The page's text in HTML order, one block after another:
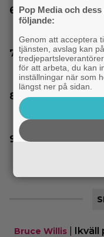
”The Legend of
sista roller
Nu vet vi vem
”The Legend of
Tidernas 30
”The Dark
Jim Carrey klar
älskad
Bruce Willis
Ikväll
Pop Media och
följande:
Genom att acceptera
tjänsten, avslag kan
för att arbeta, du kan
inställningar när som
längst ner på sidan.